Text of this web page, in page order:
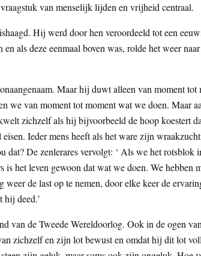
van menselijk lijden en vrijheid centraal.
Hij werd door hen veroordeeld tot een
als deze eenmaal boven was, rolde het weer
Maar hij duwt alleen van moment
we van moment tot moment wat we doen. Maar
zichzelf als hij bijvoorbeeld de hoop koestert
Ieder mens heeft als het ware zijn
De zenlerares vervolgt: ‘ Als we het rotsblok
het leven gewoon dat wat we doen. We hebben
weer de last op te nemen, door elke keer de
deed.’
van de Tweede Wereldoorlog. Ook in de ogen
zichzelf en zijn lot bewust en omdat hij dit lot